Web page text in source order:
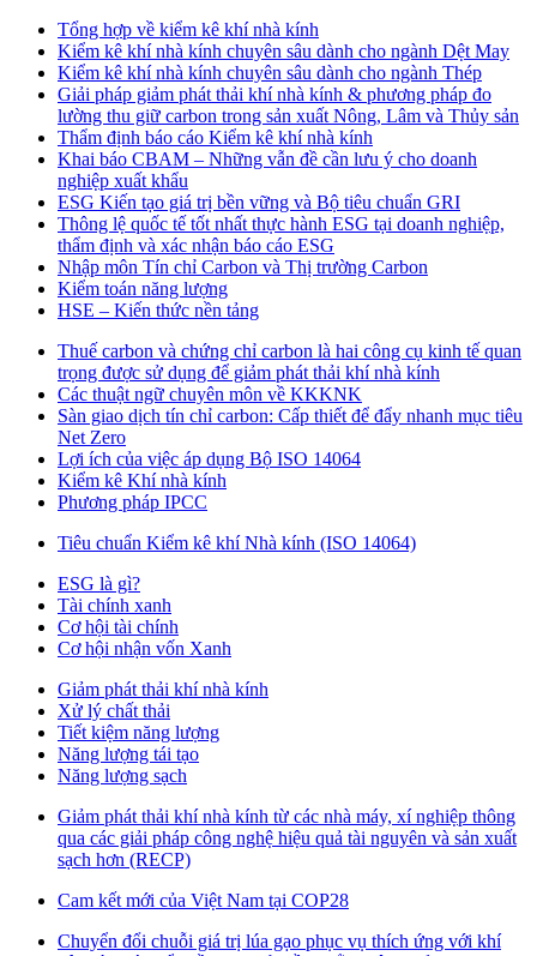
Tổng hợp về kiểm kê khí nhà kính
Kiểm kê khí nhà kính chuyên sâu dành cho ngành Dệt May
Kiểm kê khí nhà kính chuyên sâu dành cho ngành Thép
Giải pháp giảm phát thải khí nhà kính & phương pháp đo
lường thu giữ carbon trong sản xuất Nông, Lâm và Thủy sản
Thẩm định báo cáo Kiểm kê khí nhà kính
Khai báo CBAM – Những vẫn đề cần lưu ý cho doanh
nghiệp xuất khẩu
ESG Kiến tạo giá trị bền vững và Bộ tiêu chuẩn GRI
Thông lệ quốc tế tốt nhất thực hành ESG tại doanh nghiệp,
thẩm định và xác nhận báo cáo ESG
Nhập môn Tín chỉ Carbon và Thị trường Carbon
Kiểm toán năng lượng
HSE – Kiến thức nền tảng
Thuế carbon và chứng chỉ carbon là hai công cụ kinh tế quan
trọng được sử dụng để giảm phát thải khí nhà kính
Các thuật ngữ chuyên môn về KKKNK
Sàn giao dịch tín chỉ carbon: Cấp thiết để đẩy nhanh mục tiêu
Net Zero
Lợi ích của việc áp dụng Bộ ISO 14064
Kiểm kê Khí nhà kính
Phương pháp IPCC
Tiêu chuẩn Kiểm kê khí Nhà kính (ISO 14064)
ESG là gì?
Tài chính xanh
Cơ hội tài chính
Cơ hội nhận vốn Xanh
Giảm phát thải khí nhà kính
Xử lý chất thải
Tiết kiệm năng lượng
Năng lượng tái tạo
Năng lượng sạch
Giảm phát thải khí nhà kính từ các nhà máy, xí nghiệp thông
qua các giải pháp công nghệ hiệu quả tài nguyên và sản xuất
sạch hơn (RECP)
Cam kết mới của Việt Nam tại COP28
Chuyển đổi chuỗi giá trị lúa gạo phục vụ thích ứng với khí